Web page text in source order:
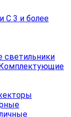
С 3 и более
светильники